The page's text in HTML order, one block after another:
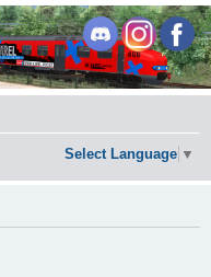
Select Language ▼